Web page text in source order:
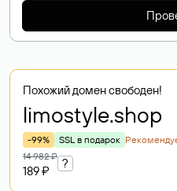
Похожий домен свободен!
limostyle.shop
-99% SSL в подарок
14 982 ₽
189 ₽
?